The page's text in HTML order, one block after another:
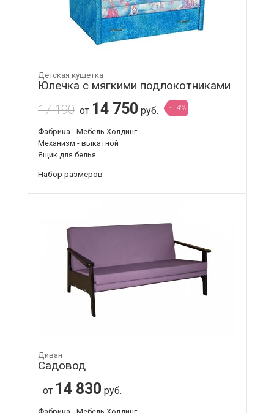
Детская кушетка
Юлечка с мягкими подлокотниками
17 190 от 14 750 руб. -14%
Фабрика - Мебель Холдинг
Механизм - выкатной
Ящик для белья
Набор размеров
Диван
Садовод
от 14 830 руб.